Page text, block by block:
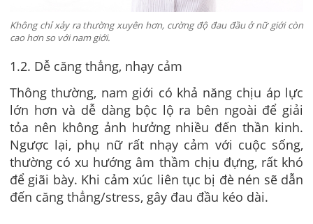
Không chỉ xảy ra thường xuyên hơn, cường độ đau đầu ở nữ giới còn
cao hơn so với nam giới.
1.2. Dễ căng thẳng, nhạy cảm
Thông thường, nam giới có khả năng chịu áp lực
lớn hơn và dễ dàng bộc lộ ra bên ngoài để giải
tỏa nên không ảnh hưởng nhiều đến thần kinh.
Ngược lại, phụ nữ rất nhạy cảm với cuộc sống,
thường có xu hướng âm thầm chịu đựng, rất khó
để giãi bày. Khi cảm xúc liên tục bị đè nén sẽ dẫn
đến căng thẳng/stress, gây đau đầu kéo dài.